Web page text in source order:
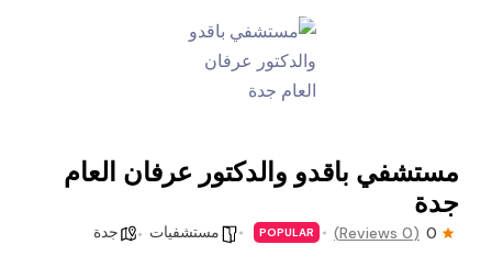
مستشفي باقدو والدكتور عرفان العام
جدة
0
(0 Reviews)
POPULAR مستشفيات جدة